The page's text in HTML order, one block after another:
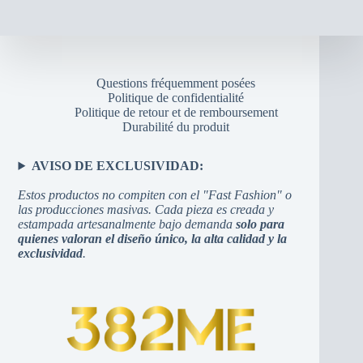
Questions fréquemment posées
Politique de confidentialité
Politique de retour et de remboursement
Durabilité du produit
AVISO DE EXCLUSIVIDAD:
Estos productos no compiten con el "Fast Fashion" o
las producciones masivas. Cada pieza es creada y
estampada artesanalmente bajo demandasolo para
quienes valoran el diseño único, la alta calidad y la
exclusividad.